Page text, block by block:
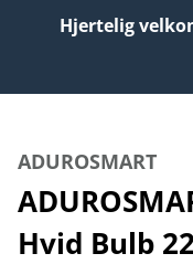
Hjertelig
ADUROSMART
Hvid Bulb